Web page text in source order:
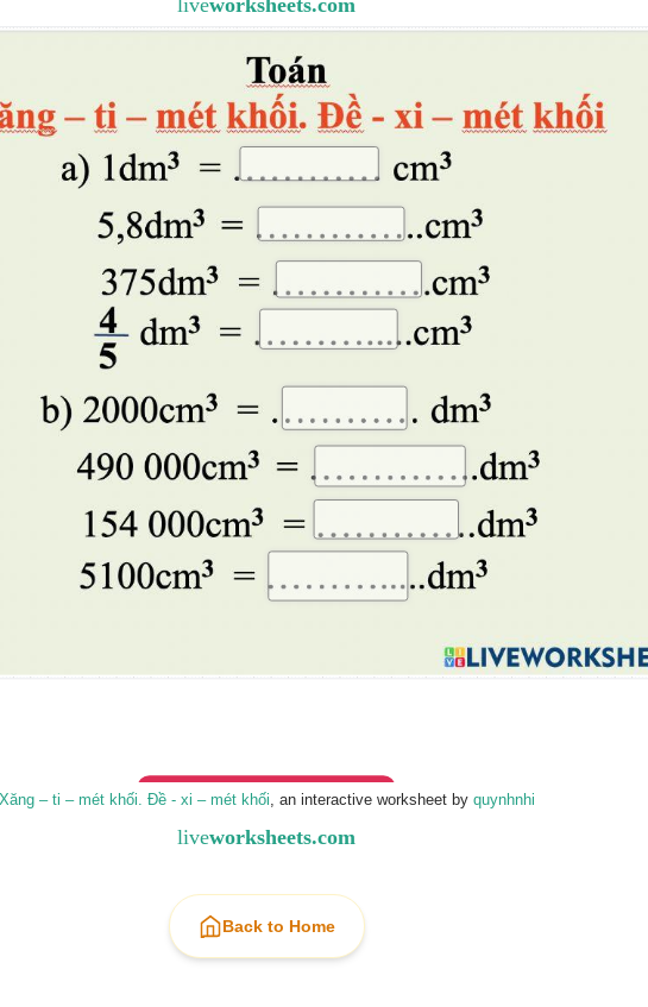
Xăng – ti – mét khối. Đề - xi – mét khối , an interactive worksheet by quynhnhi
liveworksheets.com
Back to Home